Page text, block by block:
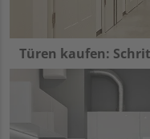
Türen kaufen: